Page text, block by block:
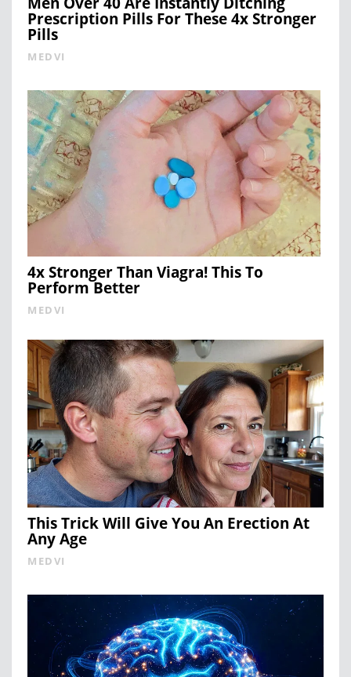
Prescription Pills For These 4x Stronger
Pills
MEDVI
4x Stronger Than Viagra! This To
Perform Better
MEDVI
This Trick Will Give You An Erection At
Any Age
MEDVI